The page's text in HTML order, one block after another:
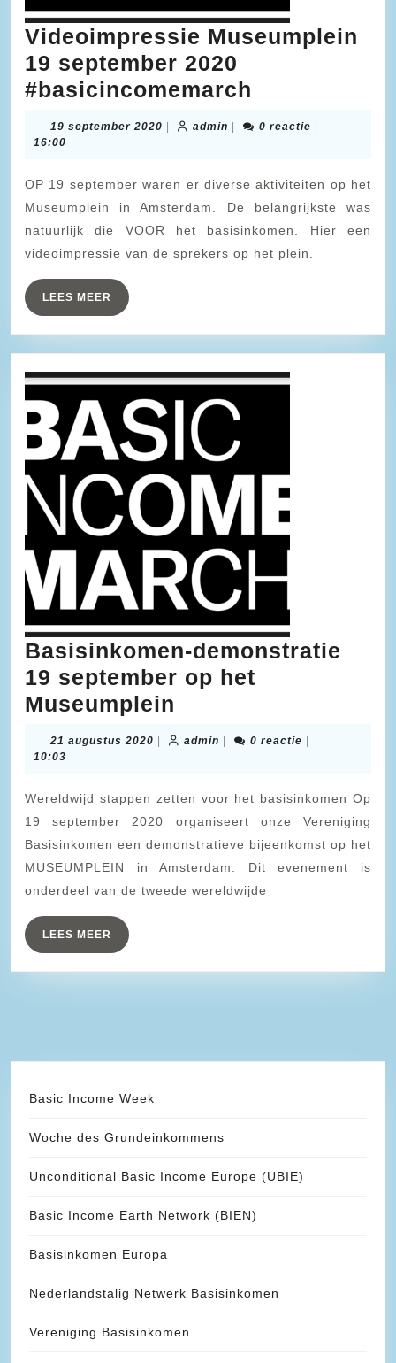
Videoimpressie Museumplein
19 september 2020
#basicincomemarch
2020
19 september 2020 19
| admin admin
| 0 reactie |
16:00
OP 19 september waren er diverse aktiviteiten op het
Museumplein in Amsterdam. De belangrijkste was
natuurlijk die VOOR het basisinkomen. Hier een
videoimpressie van de sprekers op het plein.
LEES MEER LEES
MEER
Basisinkomen-demonstratie
19 september op het
Museumplein
demonstratie
op
het
Museumplein
21 augustus 2020 21
admin admin0 reactie
10:03
Wereldwijd stappen zetten voor het basisinkomen Op
19 september 2020 organiseert onze Vereniging
Basisinkomen een demonstratieve bijeenkomst op het
MUSEUMPLEIN in Amsterdam. Dit evenement is
onderdeel van de tweede wereldwijde
LEES MEER LEES
MEER
Basic Income Week
Woche des Grundeinkommens
Unconditional Basic Income Europe (UBIE)
Basic Income Earth Network (BIEN)
Basisinkomen Europa
Nederlandstalig Netwerk Basisinkomen
Vereniging Basisinkomen